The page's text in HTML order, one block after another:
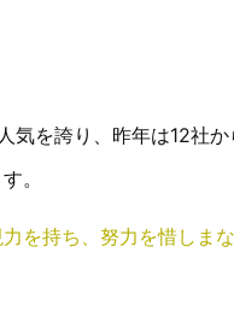
気を誇り、昨年は12社
。
を持ち、努力を惜しま